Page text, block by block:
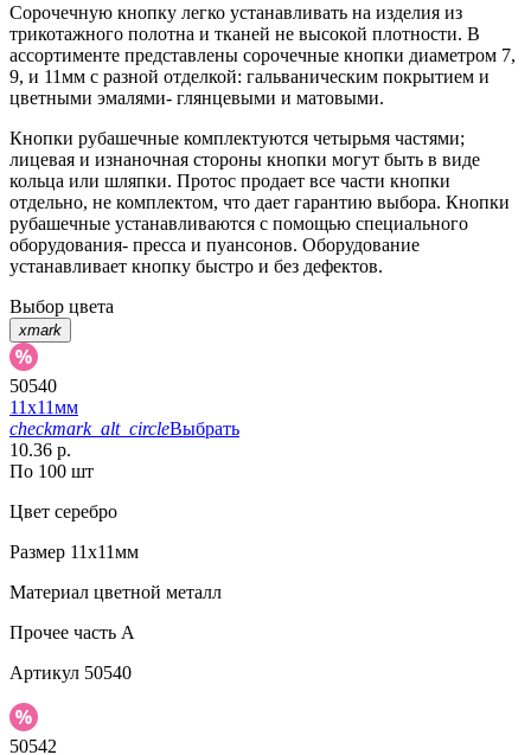
Сорочечную кнопку легко устанавливать на изделия из
трикотажного полотна и тканей не высокой плотности. В
ассортименте представлены сорочечные кнопки диаметром 7,
9, и 11мм с разной отделкой: гальваническим покрытием и
цветными эмалями- глянцевыми и матовыми.
Кнопки рубашечные комплектуются четырьмя частями;
лицевая и изнаночная стороны кнопки могут быть в виде
кольца или шляпки. Протос продает все части кнопки
отдельно, не комплектом, что дает гарантию выбора. Кнопки
рубашечные устанавливаются с помощью специального
оборудования- пресса и пуансонов. Оборудование
устанавливает кнопку быстро и без дефектов.
Выбор цвета
xmark
50540
11х11мм
checkmark_alt_circleВыбрать
10.36 р.
По 100 шт
Цвет серебро
Размер 11х11мм
Материал цветной металл
Прочее часть A
Артикул 50540
50542